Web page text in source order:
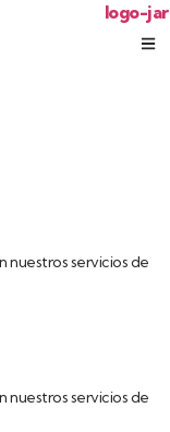
nuestros servicios de
nuestros servicios de